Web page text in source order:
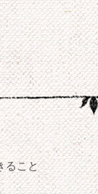
ること